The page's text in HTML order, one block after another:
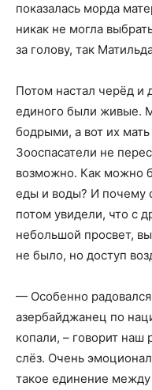
показалась морда
никак не могла
за голову, так
Потом настал черёд и
единого были живые.
бодрыми, а вот их
Зооспасатели не
возможно. Как можно
еды и воды? И почему
потом увидели, что с
небольшой просвет,
не было, но доступ
— Особенно
азербайджанец по
копали, – говорит наш
слёз. Очень
такое единение